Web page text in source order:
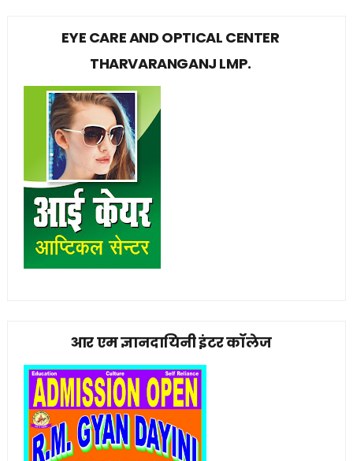
EYE CARE AND OPTICAL CENTER
THARVARANGANJ LMP.
आर एम ज्ञानदायिनी इंटर कॉलेज